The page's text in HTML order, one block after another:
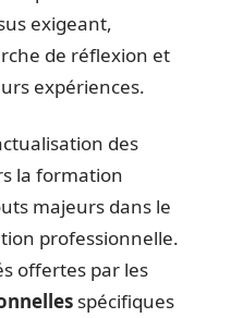
exigeant,
de réflexion et
expériences.
des
la formation
majeurs dans le
professionnelle.
offertes par les
spécifiques